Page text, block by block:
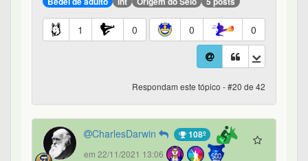
1 0 0 0
Respondam este tópico - #20 de 42
CharlesDarwin 108º
em 22/11/2021 13:06